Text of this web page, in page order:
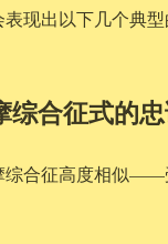
现出以下几个典型
合征式的
综合征高度相似——